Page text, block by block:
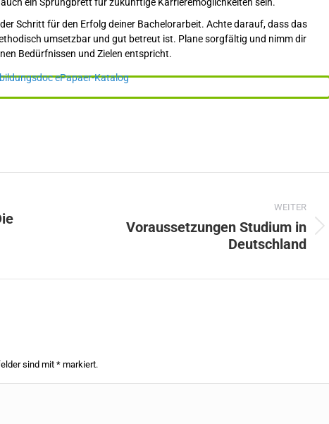
Schritt für den Erfolg deiner Bachelorarbeit. Achte darauf, dass das
umsetzbar und gut betreut ist. Plane sorgfältig und nimm dir
Bedürfnissen und Zielen entspricht.
WEITER
Voraussetzungen Studium in
Deutschland
sind mit * markiert.